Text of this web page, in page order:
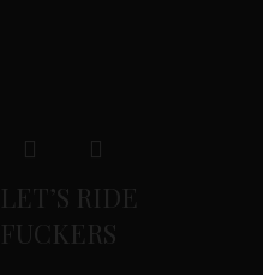
LET’S RIDE
FUCKERS